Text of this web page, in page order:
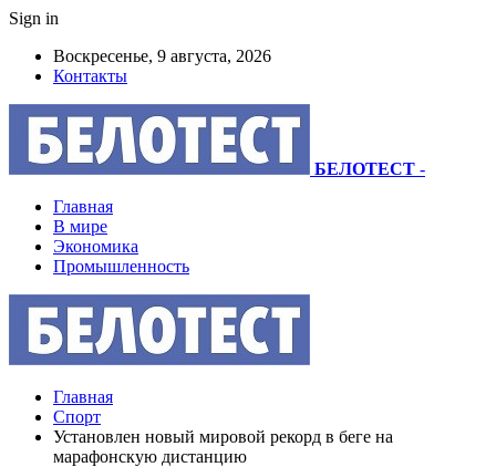
Sign in
Воскресенье, 9 августа, 2026
Контакты
БЕЛОТЕСТ -
Главная
В мире
Экономика
Промышленность
Главная
Спорт
Установлен новый мировой рекорд в беге на
марафонскую дистанцию